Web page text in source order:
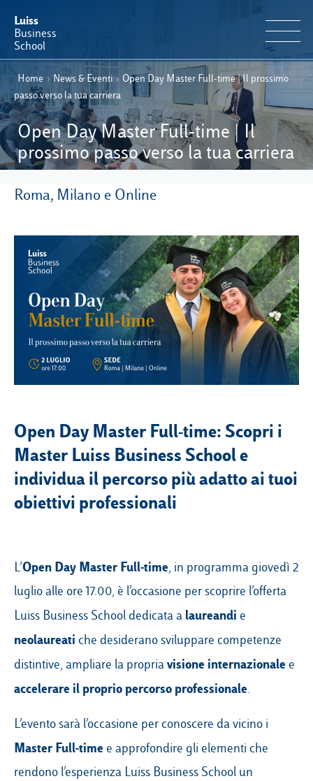
Luiss
Business
School
IT EN
Offerta Formativa
Perché Luiss Business School
Faculty & Ricerca
News & Eventi
Operation & Students’ Experience
Campus & Hub:
Milano
Belluno
Amsterdam
Luiss.it Alumni
Home › News & Eventi › Open Day Master Full-time | Il prossimo
passo verso la tua carriera
Open Day Master Full-time | Il
prossimo passo verso la tua carriera
Roma, Milano e Online
Open Day Master Full-time: Scopri i
Master Luiss Business School e
individua il percorso più adatto ai tuoi
obiettivi professionali
L’Open Day Master Full-time , in programma giovedì 2
luglio alle ore 17.00, è l’occasione per scoprire l’offerta
Luiss Business School dedicata a laureandi e
neolaureati che desiderano sviluppare competenze
distintive, ampliare la propria visione internazionalee
accelerare il proprio percorso professionale
L’evento sarà l’occasione per conoscere da vicino i
Master Full-timee approfondire gli elementi che
rendono l’esperienza Luiss Business School un